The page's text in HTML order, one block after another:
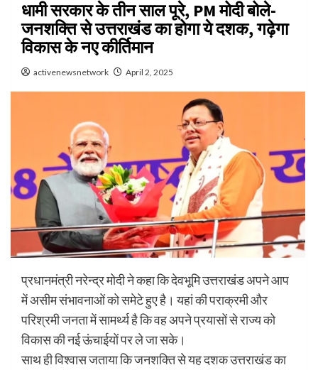
धामी सरकार के तीन साल पूरे, PM मोदी बोले-
जनशक्ति से उत्तराखंड का होगा ये दशक, गढ़ेगा
विकास के नए कीर्तिमान
activenewsnetwork April 2, 2025
प्रधानमंत्री नरेन्द्र मोदी ने कहा कि देवभूमि उत्तराखंड अपने आप
में असीम संभावनाओं को समेटे हुए है। यहां की पराक्रमी और
परिश्रमी जनता में सामर्थ्य है कि वह अपने प्रयासों से राज्य को
विकास की नई ऊंचाईयों पर ले जा सके।
साथ ही विश्वास जताया कि जनशक्ति से यह दशक उत्तराखंड का